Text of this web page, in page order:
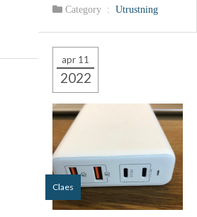
Category : Utrustning
apr 11
2022
Claes